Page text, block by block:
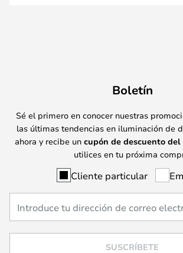
Boletín
Sé el primero en conocer nuestras
las últimas tendencias en iluminación de
ahora y recibe un cupón de descuento del
utilices en tu próxima
Cliente particular
SUSCRÍBETE